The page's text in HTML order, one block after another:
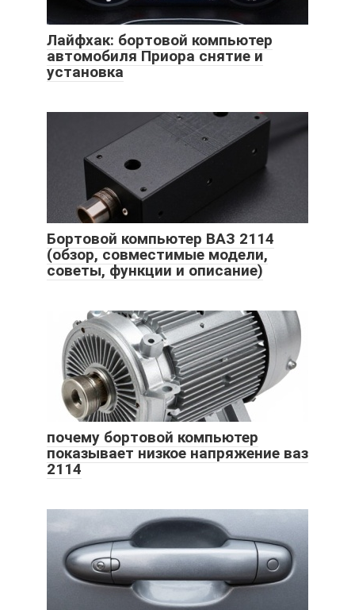
Лайфхак: бортовой компьютер
автомобиля Приора снятие и
установка
Бортовой компьютер ВАЗ 2114
(обзор, совместимые модели,
советы, функции и описание)
почему бортовой компьютер
показывает низкое напряжение ваз
2114